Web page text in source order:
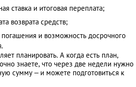
ставка и итоговая переплата;
возврата средств;
и возможность досрочного
планировать. А когда есть план,
знаете, что через две недели нужно
сумму – и можете подготовиться к